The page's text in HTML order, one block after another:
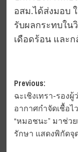
อสม.ได้ส่งมอบ
รับผลกระทบใน
เดือดร้อน และ
Post
navigation
Previous:
ฉะเชิงเทรา-รอง
อากาศกำจัดเชื้อ
“หมอชนะ” มาช่ว
รักษา แสดงพิกัดจุ